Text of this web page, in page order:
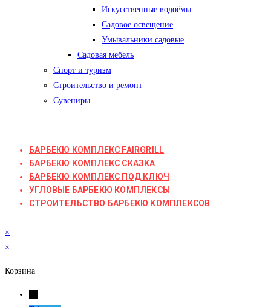
Искусственные водоёмы
Садовое освещение
Умывальники садовые
Садовая мебель
Спорт и туризм
Строительство и ремонт
Сувениры
БАРБЕКЮ КОМПЛЕКС FAIRGRILL
БАРБЕКЮ КОМПЛЕКС СКАЗКА
БАРБЕКЮ КОМПЛЕКС ПОД КЛЮЧ
УГЛОВЫЕ БАРБЕКЮ КОМПЛЕКСЫ
СТРОИТЕЛЬСТВО БАРБЕКЮ КОМПЛЕКСОВ
×
×
Корзина